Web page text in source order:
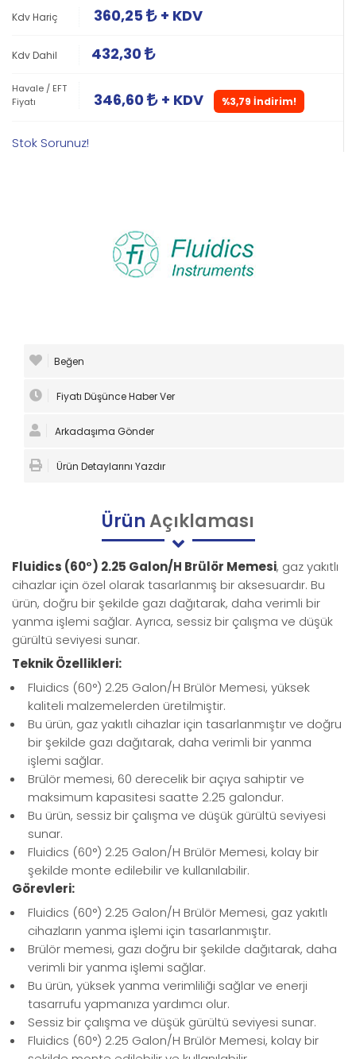
Kdv Hariç 360,25 + KDV
Kdv Dahil 432,30
Havale / EFT
Fiyatı
346,60 + KDV %3,79 İndirim!
Stok Sorunuz!
Beğen
Fiyatı Düşünce Haber Ver
Arkadaşıma Gönder
Ürün Detaylarını Yazdır
ÜrünAçıklaması
Fluidics (60°) 2.25 Galon/H Brülör Memesi, gaz yakıtlı
cihazlar için özel olarak tasarlanmış bir aksesuardır. Bu
ürün, doğru bir şekilde gazı dağıtarak, daha verimli bir
yanma işlemi sağlar. Ayrıca, sessiz bir çalışma ve düşük
gürültü seviyesi sunar.
Teknik Özellikleri:
Fluidics (60°) 2.25 Galon/H Brülör Memesi, yüksek
kaliteli malzemelerden üretilmiştir.
Bu ürün, gaz yakıtlı cihazlar için tasarlanmıştır ve doğru
bir şekilde gazı dağıtarak, daha verimli bir yanma
işlemi sağlar.
Brülör memesi, 60 derecelik bir açıya sahiptir ve
maksimum kapasitesi saatte 2.25 galondur.
Bu ürün, sessiz bir çalışma ve düşük gürültü seviyesi
sunar.
Fluidics (60°) 2.25 Galon/H Brülör Memesi, kolay bir
şekilde monte edilebilir ve kullanılabilir.
Görevleri:
Fluidics (60°) 2.25 Galon/H Brülör Memesi, gaz yakıtlı
cihazların yanma işlemi için tasarlanmıştır.
Brülör memesi, gazı doğru bir şekilde dağıtarak, daha
verimli bir yanma işlemi sağlar.
Bu ürün, yüksek yanma verimliliği sağlar ve enerji
tasarrufu yapmanıza yardımcı olur.
Sessiz bir çalışma ve düşük gürültü seviyesi sunar.
Fluidics (60°) 2.25 Galon/H Brülör Memesi, kolay bir